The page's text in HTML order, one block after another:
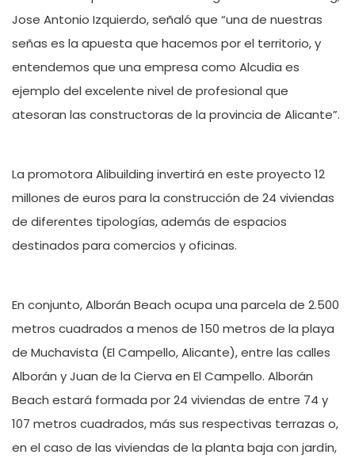
Jose Antonio Izquierdo, señaló que “una de nuestras
señas es la apuesta que hacemos por el territorio, y
entendemos que una empresa como Alcudia es
ejemplo del excelente nivel de profesional que
atesoran las constructoras de la provincia de Alicante”.
La promotora Alibuilding invertirá en este proyecto 12
millones de euros para la construcción de 24 viviendas
de diferentes tipologías, además de espacios
destinados para comercios y oficinas.
En conjunto, Alborán Beach ocupa una parcela de 2.500
metros cuadrados a menos de 150 metros de la playa
de Muchavista (El Campello, Alicante), entre las calles
Alborán y Juan de la Cierva en El Campello. Alborán
Beach estará formada por 24 viviendas de entre 74 y
107 metros cuadrados, más sus respectivas terrazas o,
en el caso de las viviendas de la planta baja con jardín,